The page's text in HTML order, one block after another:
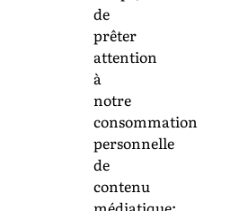
de
prêter
attention
à
notre
consommation
personnelle
de
contenu